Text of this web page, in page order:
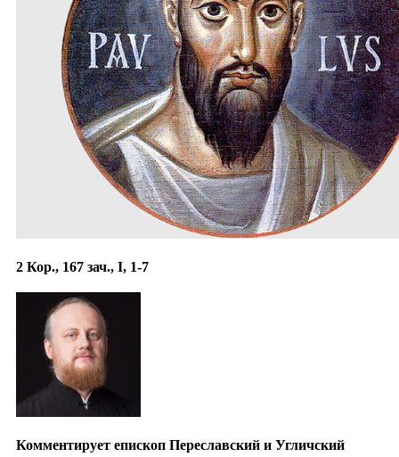
2 Кор., 167 зач., I, 1-7
Комментирует епископ Переславский и Угличский